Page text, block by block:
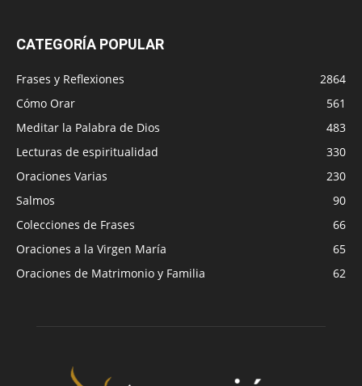
CATEGORÍA POPULAR
Frases y Reflexiones
2864
Cómo Orar
561
Meditar la Palabra de Dios
483
Lecturas de espiritualidad
330
Oraciones Varias
230
Salmos
90
Colecciones de Frases
66
Oraciones a la Virgen María
65
Oraciones de Matrimonio y Familia
62